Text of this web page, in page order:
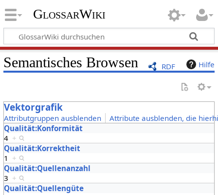
GlossarWiki
RDF Hilfe
Semantisches Browsen
Vektorgrafik
Attributgruppen ausblenden
Attribute ausblenden, die
Qualität:Konformität
4 +
Qualität:Korrektheit
1 +
Qualität:Quellenanzahl
3 +
Qualität:Quellengüte